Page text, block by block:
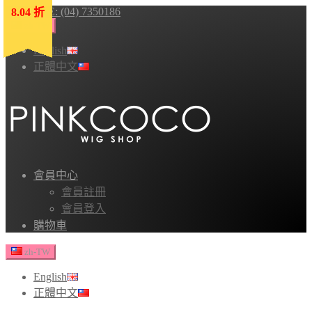
HOTLINE: (04) 7350186
English
正體中文
會員中心
會員註冊
會員登入
購物車
zh-TW
English
正體中文
8.04 折
8.04 折
8.04 折
8.04 折
8.04 折